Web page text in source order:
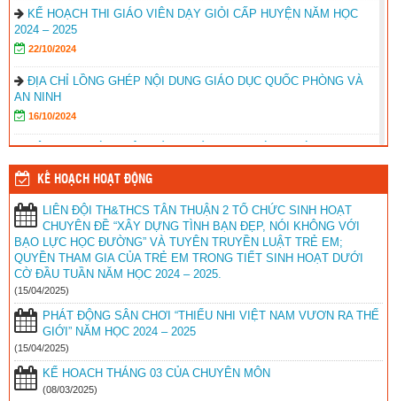
KẾ HOẠCH THI GIÁO VIÊN DẠY GIỎI CẤP HUYỆN NĂM HỌC
2024 – 2025
22/10/2024
ĐỊA CHỈ LỒNG GHÉP NỘI DUNG GIÁO DỤC QUỐC PHÒNG VÀ
AN NINH
16/10/2024
HỘI NGHỊ GIỚI THIỆU SÁCH GIÁO KHOA LỚP 5, LỚP 8 CTPT
2018
22/02/2024
KẾT QUẢ HỘI THI GIÁO VIÊN DẠY GIỎI TIỂU HỌC NĂM HỌC
2023 – 2024
16/02/2024
ĐIỀU LỆ HỘI KHỎE PHÙ ĐỔNG CỦA PGD HUYỆN VĨNH THUẬN
10/01/2024
KẾ HOẠCH TẬP HUẤN CÁC MÔN DẠY HỌC TÍCH HỢP CỦA
PHÒNG GIÁO DỤC VĨNH THUẬN
09/12/2023
KẾ HOẠCH HOẠT ĐỘNG
LIÊN ĐỘI TH&THCS TÂN THUẬN 2 TỔ CHỨC SINH HOẠT
CHUYÊN ĐỀ “XÂY DỰNG TÌNH BẠN ĐẸP, NÓI KHÔNG VỚI
BẠO LỰC HỌC ĐƯỜNG” VÀ TUYÊN TRUYỀN LUẬT TRẺ EM;
QUYỀN THAM GIA CỦA TRẺ EM TRONG TIẾT SINH HOẠT DƯỚI
CỜ ĐẦU TUẦN NĂM HỌC 2024 – 2025.
(15/04/2025)
PHÁT ĐỘNG SÂN CHƠI “THIẾU NHI VIỆT NAM VƯƠN RA THẾ
GIỚI” NĂM HỌC 2024 – 2025
(15/04/2025)
KẾ HOACH THÁNG 03 CỦA CHUYÊN MÔN
(08/03/2025)